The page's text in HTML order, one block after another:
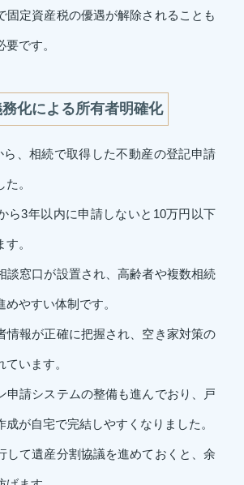
固定資産税の優遇が解除されることも
です。
化による所有者明確化
ら、相続で取得した不動産の登記申請
。
ら3年以内に申請しないと10万円以下
。
談窓口が設置され、高齢者や複数相続
めやすい体制です。
情報が正確に把握され、空き家対策の
います。
申請システムの整備も進んでおり、戸
が自宅で完結しやすくなりました。
して遺産分割協議を進めておくと、余